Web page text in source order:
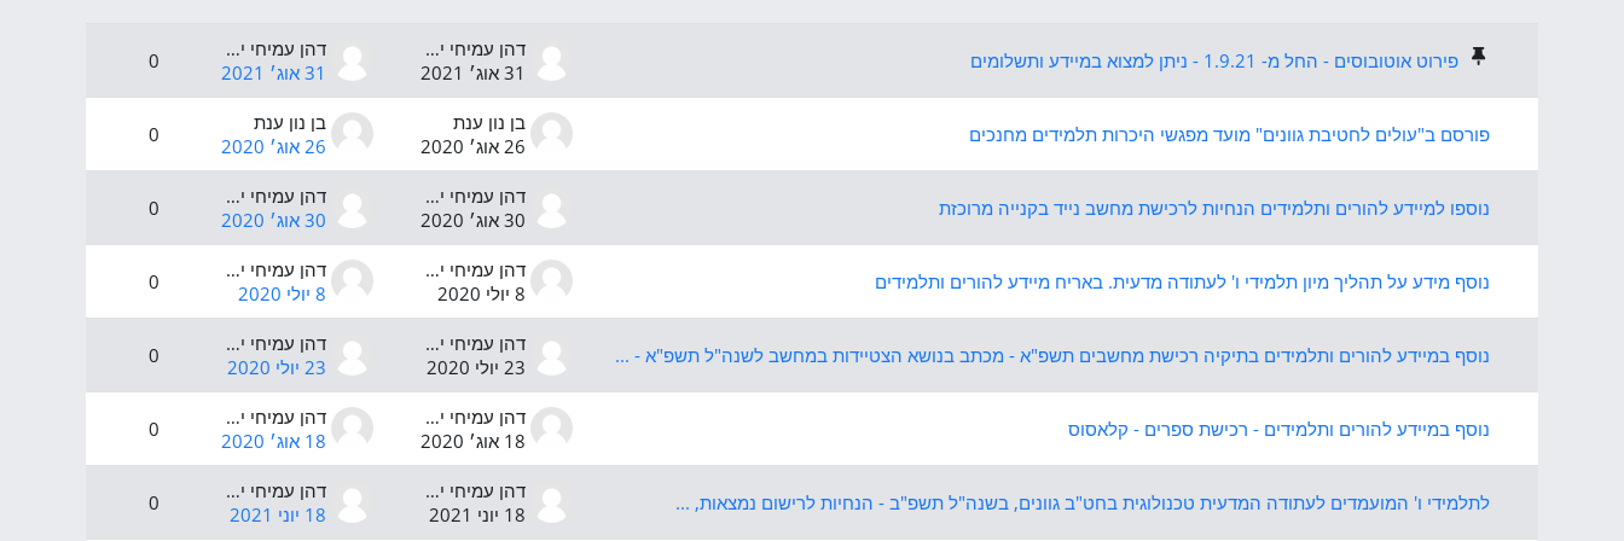
פירוט אוטובוסים - החל מ- 1.9.21 - ניתן למצוא במיידע ותשלומים
דהן עמיחי יפית
31 אוג׳ 2021
דהן עמיחי יפית
31 אוג׳ 2021
0
פורסם ב"עולים לחטיבת גוונים" מועד מפגשי היכרות תלמידים מחנכים
בן נון ענת
26 אוג׳ 2020
בן נון ענת
26 אוג׳ 2020
0
נוספו למיידע להורים ותלמידים הנחיות לרכישת מחשב נייד בקנייה מרוכזת
דהן עמיחי יפית
30 אוג׳ 2020
דהן עמיחי יפית
30 אוג׳ 2020
0
נוסף מידע על תהליך מיון תלמידי ו' לעתודה מדעית. באריח מיידע להורים ותלמידים
דהן עמיחי יפית
8 יולי 2020
דהן עמיחי יפית
8 יולי 2020
0
נוסף במיידע להורים ותלמידים בתיקיה רכישת מחשבים תשפ"א - מכתב בנושא הצטיידות במחשב לשנה"ל תשפ"א - ...
דהן עמיחי יפית
23 יולי 2020
דהן עמיחי יפית
23 יולי 2020
0
נוסף במיידע להורים ותלמידים - רכישת ספרים - קלאסוס
דהן עמיחי יפית
18 אוג׳ 2020
דהן עמיחי יפית
18 אוג׳ 2020
0
לתלמידי ו' המועמדים לעתודה המדעית טכנולוגית בחט"ב גוונים, בשנה"ל תשפ"ב - הנחיות לרישום נמצאות, ...
דהן עמיחי יפית
18 יוני 2021
דהן עמיחי יפית
18 יוני 2021
0